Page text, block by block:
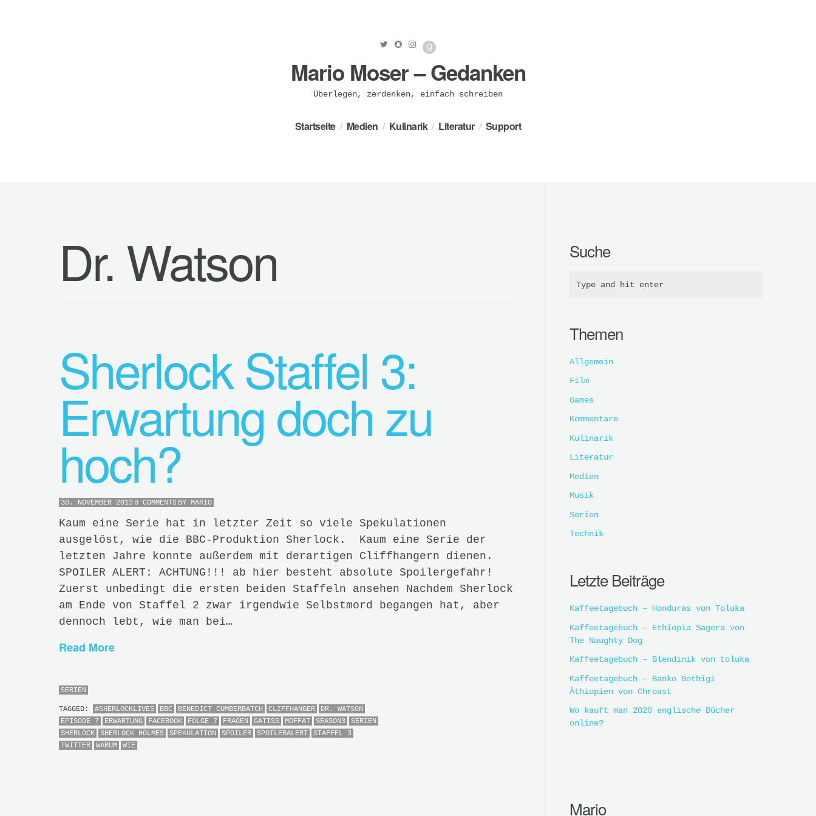
Mario Moser – Gedanken
Überlegen, zerdenken, einfach schreiben
Startseite Medien Kulinarik Literatur Support
Dr. Watson
Sherlock Staffel 3:
Erwartung doch zu
hoch?
30. NOVEMBER 2013 0 COMMENTS BY MARIO
Kaum eine Serie hat in letzter Zeit so viele Spekulationen
ausgelöst, wie die BBC-Produktion Sherlock. Kaum eine Serie der
letzten Jahre konnte außerdem mit derartigen Cliffhangern dienen.
SPOILER ALERT: ACHTUNG!!! ab hier besteht absolute Spoilergefahr!
Zuerst unbedingt die ersten beiden Staffeln ansehen Nachdem Sherlock
am Ende von Staffel 2 zwar irgendwie Selbstmord begangen hat, aber
dennoch lebt, wie man bei…
Read More
SERIEN
TAGGED: #SHERLOCKLIVES BBC BENEDICT CUMBERBATCH CLIFFHANGER
DR. WATSON
EPISODE 7
ERWARTUNG FACEBOOK FOLGE 7 FRAGEN GATISS MOFFAT SEASON3
SERIEN
SHERLOCK
SHERLOCK HOLMES SPEKULATION SPOILER SPOILERALERT
STAFFEL 3
TWITTER
WARUM WIE
Suche
Themen
Allgemein
Film
Games
Kommentare
Kulinarik
Literatur
Medien
Musik
Serien
Technik
Letzte Beiträge
Kaffeetagebuch – Honduras von Toluka
Kaffeetagebuch – Ethiopia Sagera von
The Naughty Dog
Kaffeetagebuch – Blendinik von toluka
Kaffeetagebuch – Banko Gothigi
Äthiopien von Chroast
Wo kauft man 2020 englische Bücher
online?
Mario